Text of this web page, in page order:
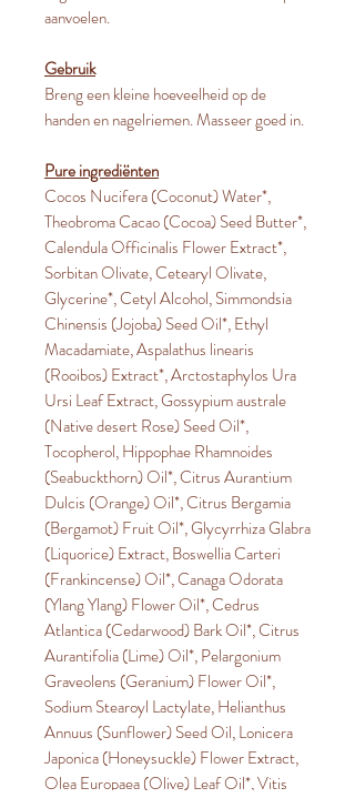
aanvoelen.
Gebruik
Breng een kleine hoeveelheid op de
handen en nagelriemen. Masseer goed in.
Pure ingrediënten
Cocos Nucifera (Coconut) Water*,
Theobroma Cacao (Cocoa) Seed Butter*,
Calendula Officinalis Flower Extract*,
Sorbitan Olivate, Cetearyl Olivate,
Glycerine*, Cetyl Alcohol, Simmondsia
Chinensis (Jojoba) Seed Oil*, Ethyl
Macadamiate, Aspalathus linearis
(Rooibos) Extract*, Arctostaphylos Ura
Ursi Leaf Extract, Gossypium australe
(Native desert Rose) Seed Oil*,
Tocopherol, Hippophae Rhamnoides
(Seabuckthorn) Oil*, Citrus Aurantium
Dulcis (Orange) Oil*, Citrus Bergamia
(Bergamot) Fruit Oil*, Glycyrrhiza Glabra
(Liquorice) Extract, Boswellia Carteri
(Frankincense) Oil*, Canaga Odorata
(Ylang Ylang) Flower Oil*, Cedrus
Atlantica (Cedarwood) Bark Oil*, Citrus
Aurantifolia (Lime) Oil*, Pelargonium
Graveolens (Geranium) Flower Oil*,
Sodium Stearoyl Lactylate, Helianthus
Annuus (Sunflower) Seed Oil, Lonicera
Japonica (Honeysuckle) Flower Extract,
Olea Europaea (Olive) Leaf Oil*, Vitis